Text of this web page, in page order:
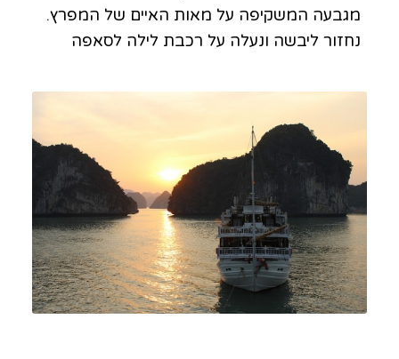
מגבעה המשקיפה על מאות האיים של המפרץ.
נחזור ליבשה ונעלה על רכבת לילה לסאפה